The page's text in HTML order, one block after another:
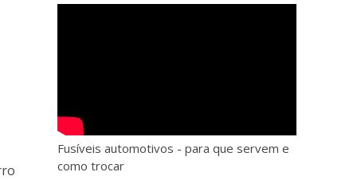
Fusíveis automotivos - para que servem e
como trocar